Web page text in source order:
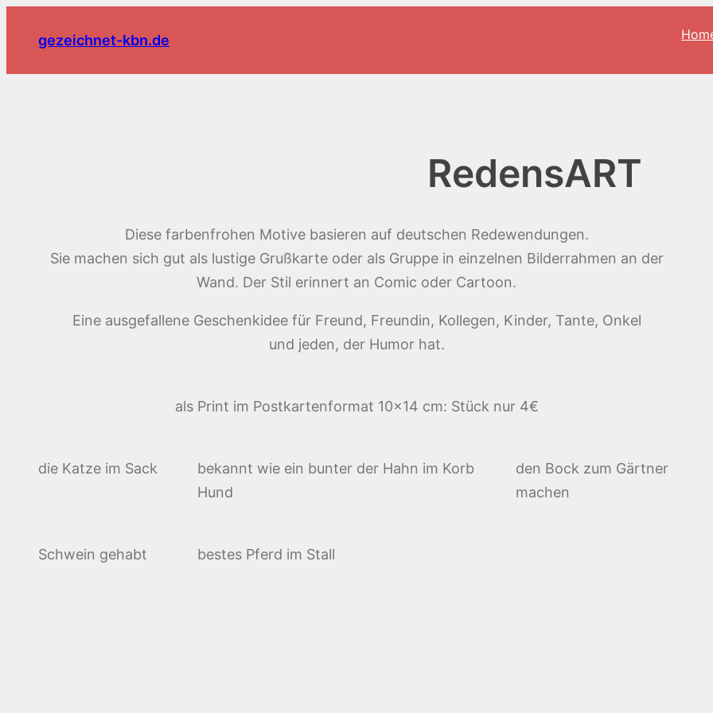
Inhaltgezeichnet-kbn.de
RedensART
Diese farbenfrohen Motive basieren auf deutschen Redewendungen.
Sie machen sich gut als lustige Grußkarte oder als Gruppe in einzelnen Bilderrahmen an der
Wand. Der Stil erinnert an Comic oder Cartoon.
Eine ausgefallene Geschenkidee für Freund, Freundin, Kollegen, Kinder, Tante, Onkel
und jeden, der Humor hat.
als Print im Postkartenformat 10×14 cm: Stück nur 4€
die Katze im Sack
bekannt wie ein bunter
Hund
der Hahn im Korb
den Bock zum Gärtner
machen
Schwein gehabt bestes Pferd im Stall